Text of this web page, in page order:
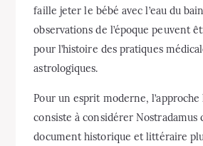
faille jeter le bébé avec l’eau du
observations de l’époque peuvent
pour l’histoire des pratiques
astrologiques.
Pour un esprit moderne,
consiste à considérer Nostradamus
document historique et littéraire